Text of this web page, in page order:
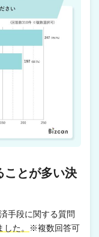
とが多い決
手段に関する質問
た。 ※複数回答可